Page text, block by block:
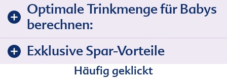
Optimale Trinkmenge für Babys
berechnen:
Exklusive Spar-Vorteile
Häufig geklickt